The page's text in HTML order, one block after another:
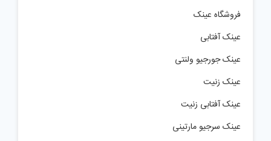
فروشگاه عینک
عینک آفتابی
عینک جورجیو ولنتی
عینک زنیت
عینک آفتابی زنیت
عینک سرجیو مارتینی